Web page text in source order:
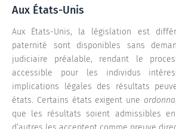
Aux États-Unis
Aux États-Unis, la législation est
paternité sont disponibles sans
judiciaire préalable, rendant le
accessible pour les individus
implications légales des résultats
états. Certains états exigent une
que les résultats soient admissibles